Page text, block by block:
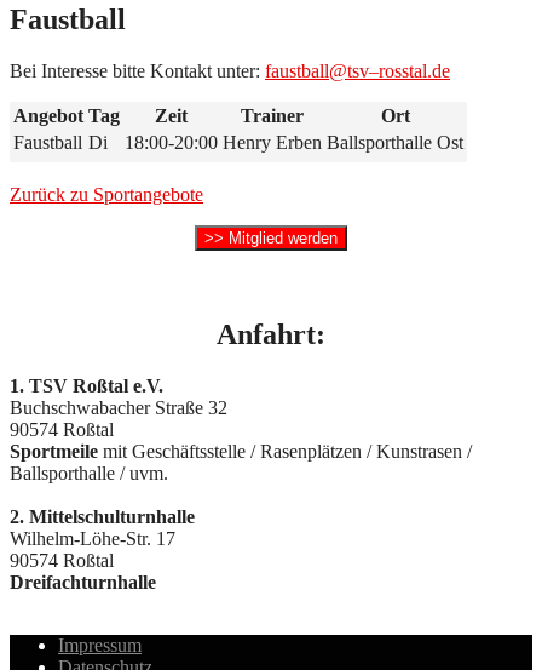
Faustball
Bei Interesse bitte Kontakt unter: faustball@tsv–rosstal.de
Angebot Tag Zeit Trainer
Ort
Faustball Di 18:00-20:00 Henry Erben Ballsporthalle Ost
Zurück zu Sportangebote
>> Mitglied werden
Anfahrt:
1. TSV Roßtal e.V.
Buchschwabacher Straße 32
90574 Roßtal
Sportmeile mit Geschäftsstelle / Rasenplätzen / Kunstrasen /
Ballsporthalle / uvm.
2. Mittelschulturnhalle
Wilhelm-Löhe-Str. 17
90574 Roßtal
Dreifachturnhalle
Impressum